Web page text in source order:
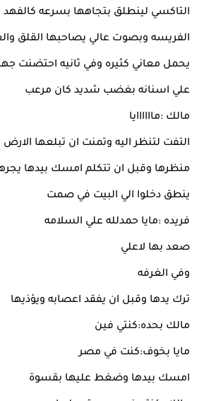
التاكسي لينطلق بتجاهها بسرعه كالفهد
الفريسه وبصوت عالي يصاحبها القلق
يحمل معاني كثيره وفي ثانيه احتضنت
علي اسنانه بغضب شديد كان مرعب
مالك :ماااااايا
التفت لتنظر اليه وتمنت ان تبلعها
منظرها وقبل ان تتكلم امسك بيدها
ينطق دخلوا الي البيت في صمت
فريده :مايا حمدلله علي السلامه
صعد بها لاعلي
وفي الغرفه
ترك يدها وقبل ان يفقد اعصابه ويؤذيها
مالك بحده:كنتي فين
مايا بخوف:كنت في مصر
امسك بيدها وضغط عليها بقسوة